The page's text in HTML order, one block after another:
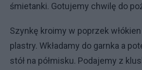
śmietanki. Gotujemy chwilę do
Szynkę kroimy w poprzek
plastry. Wkładamy do garnka a
stół na półmisku. Podajemy z